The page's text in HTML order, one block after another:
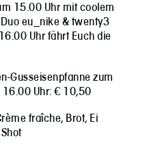
15.00 Uhr mit coolem
Duo eu_nike & twenty3
Uhr fährt Euch die
Gusseisenpfanne zum
Uhr: € 10,50
fraîche, Brot, Ei